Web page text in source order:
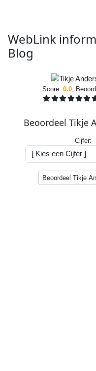
WebLink
Blog
Score:0.0 ,
Beoordeel Tikje
Cijfer:
Beoordeel Tikje